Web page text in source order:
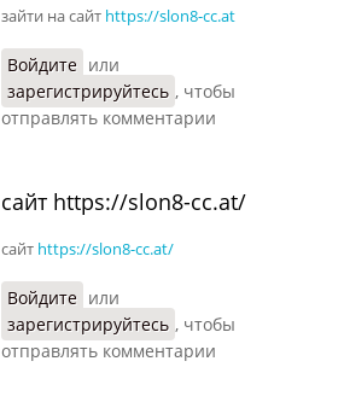
зайти на сайт https://slon8-cc.at
Войдите или
зарегистрируйтесь , чтобы
отправлять комментарии
сайт https://slon8-cc.at/
сайт https://slon8-cc.at/
Войдите или
зарегистрируйтесь , чтобы
отправлять комментарии